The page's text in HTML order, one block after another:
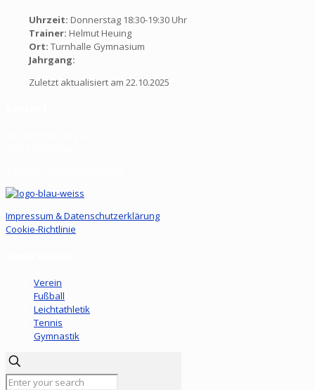
Uhrzeit: Donnerstag 18:30-19:30 Uhr
Trainer: Helmut Heuing
Ort: Turnhalle Gymnasium
Jahrgang:
Zuletzt aktualisiert am 22.10.2025
Impressum & Datenschutzerklärung
Cookie-Richtlinie
Verein
Fußball
Leichtathletik
Tennis
Gymnastik